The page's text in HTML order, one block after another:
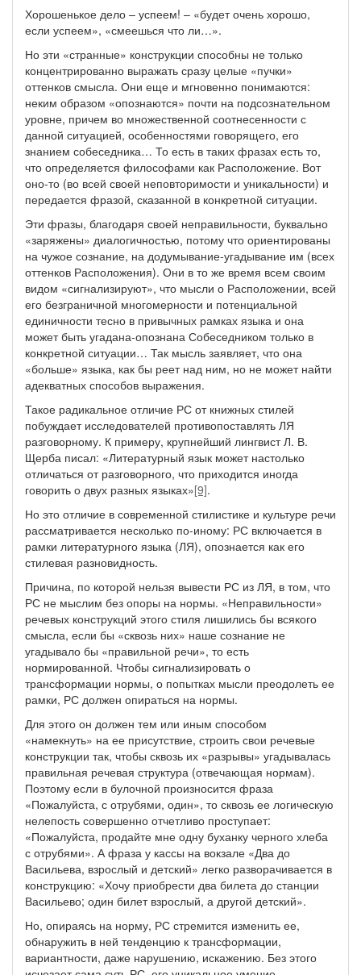
Хорошенькое дело – успеем! – «будет очень хорошо,
если успеем», «смеешься что ли…».
Но эти «странные» конструкции способны не только
концентрированно выражать сразу целые «пучки»
оттенков смысла. Они еще и мгновенно понимаются:
неким образом «опознаются» почти на подсознательном
уровне, причем во множественной соотнесенности с
данной ситуацией, особенностями говорящего, его
знанием собеседника… То есть в таких фразах есть то,
что определяется философами как Расположение. Вот
оно-то (во всей своей неповторимости и уникальности) и
передается фразой, сказанной в конкретной ситуации.
Эти фразы, благодаря своей неправильности, буквально
«заряжены» диалогичностью, потому что ориентированы
на чужое сознание, на додумывание-угадывание им (всех
оттенков Расположения). Они в то же время всем своим
видом «сигнализируют», что мысли о Расположении, всей
его безграничной многомерности и потенциальной
единичности тесно в привычных рамках языка и она
может быть угадана-опознана Собеседником только в
конкретной ситуации… Так мысль заявляет, что она
«больше» языка, как бы реет над ним, но не может найти
адекватных способов выражения.
Такое радикальное отличие РС от книжных стилей
побуждает исследователей противопоставлять ЛЯ
разговорному. К примеру, крупнейший лингвист Л. В.
Щерба писал: «Литературный язык может настолько
отличаться от разговорного, что приходится иногда
говорить о двух разных языках»[9].
Но это отличие в современной стилистике и культуре речи
рассматривается несколько по-иному: РС включается в
рамки литературного языка (ЛЯ), опознается как его
стилевая разновидность.
Причина, по которой нельзя вывести РС из ЛЯ, в том, что
РС не мыслим без опоры на нормы. «Неправильности»
речевых конструкций этого стиля лишились бы всякого
смысла, если бы «сквозь них» наше сознание не
угадывало бы «правильной речи», то есть
нормированной. Чтобы сигнализировать о
трансформации нормы, о попытках мысли преодолеть ее
рамки, РС должен опираться на нормы.
Для этого он должен тем или иным способом
«намекнуть» на ее присутствие, строить свои речевые
конструкции так, чтобы сквозь их «разрывы» угадывалась
правильная речевая структура (отвечающая нормам).
Поэтому если в булочной произносится фраза
«Пожалуйста, с отрубями, один», то сквозь ее логическую
нелепость совершенно отчетливо проступает:
«Пожалуйста, продайте мне одну буханку черного хлеба
с отрубями». А фраза у кассы на вокзале «Два до
Васильева, взрослый и детский» легко разворачивается в
конструкцию: «Хочу приобрести два билета до станции
Васильево; один билет взрослый, а другой детский».
Но, опираясь на норму, РС стремится изменить ее,
обнаружить в ней тенденцию к трансформации,
вариантности, даже нарушению, искажению. Без этого